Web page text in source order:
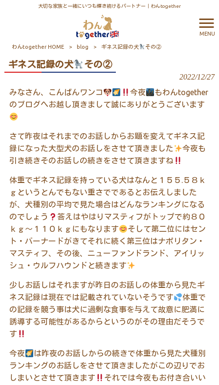
大切な家族と一緒にいつも輝き続けるパートナー｜わんtogether
MENU
わんtogether HOME > blog > ギネス記録の犬 その②
ギネス記録の犬 その②
2022/12/27
みなさん、こんばんワンコ 今夜 もわんtogether
のブログへお越し頂きまして誠にありがとうございます
さて昨夜はそれまでのお話しからお題を変えてギネス記
録になった大型犬のお話しをさせて頂きました
今夜も
引き続きそのお話しの続きをさせて頂きますね
体重でギネス記録を持っている犬はなんと１５５ .５８ｋ
ｇというとんでもない重さでであるとお伝えしました
が、犬種別の平均で見た場合はどんなランキングになる
のでしょう
答えはやはりマスティフがトップで約８０
ｋｇ〜１１０ｋｇにもなります
そして第二位にはセン
ト・バーナードがきてそれに続く第三位はナポリタン・
マスティフ、その後、ニューファンドランド、アイリッ
シュ・ウルフハウンドと続きます
少しお話しはそれますが昨日のお話しの体重から見たギ
ネス記録は現在では記載されていないそうです
体重で
の記録を競う事は犬に過剰な食事を与えて故意に肥満に
誘導する可能性があるからというのがその理由だそうで
す
今夜
は昨夜のお話しからの続きで体重から見た犬種別
ランキングのお話しをさせて頂きましたがこの辺りでお
しまいとさせて頂きます
それでは今夜もお付き合いい